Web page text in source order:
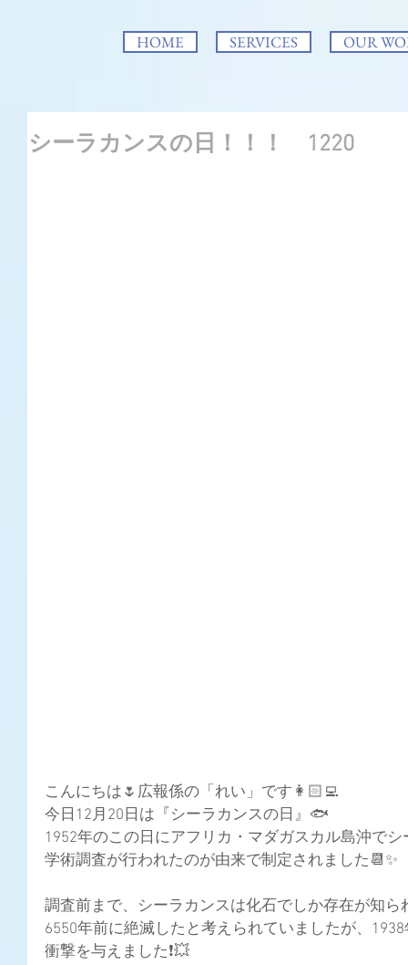
HOME SERVICES OUR
シーラカンスの日！！！ 1220
こんにちは🌷広報係の「れい」です👩🏻‍💻
今日12月20日は『シーラカンスの日』🐟
1952年のこの日にアフリカ・マダガスカル島沖で
学術調査が行われたのが由来で制定されました📆✨
調査前まで、シーラカンスは化石でしか存在が知
6550年前に絶滅したと考えられていましたが、
衝撃を与えました❗💥